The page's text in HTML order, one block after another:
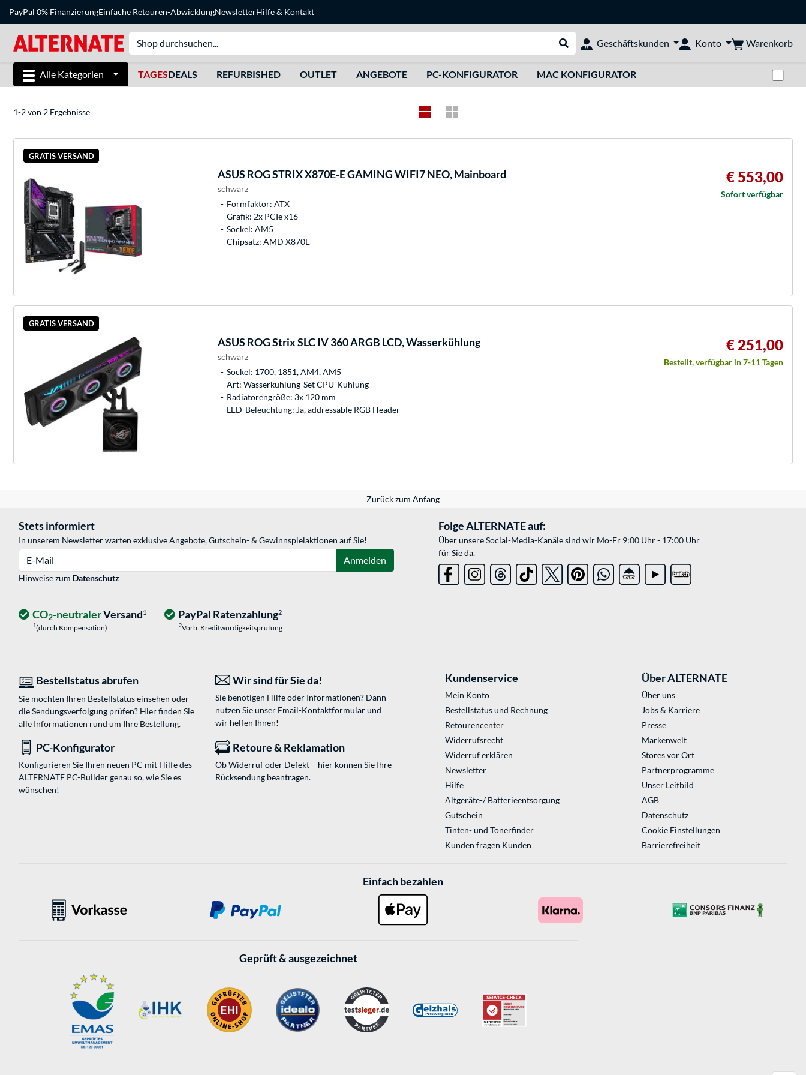
PayPal 0% FinanzierungEinfache Retouren-AbwicklungNewsletterHilfe& Kontakt
Suche durchführen
Geschäftskunden Konto Warenkorb
Alle Kategorien TAGESDEALS REFURBISHED OUTLET ANGEBOTE PC-KONFIGURATOR MAC KONFIGURATOR
1-2 von 2 Ergebnisse
GRATIS VERSAND
ASUS ROG STRIX X870E-E GAMING WIFI7 NEO, Mainboard
schwarz
Formfaktor: ATX
Grafik: 2x PCIe x16
Sockel: AM5
Chipsatz: AMD X870E
€ 553,00
Sofort verfügbar
GRATIS VERSAND
ASUS ROG Strix SLC IV 360 ARGB LCD, Wasserkühlung
schwarz
Sockel: 1700, 1851, AM4, AM5
Art: Wasserkühlung-Set CPU-Kühlung
Radiatorengröße: 3x 120 mm
LED-Beleuchtung: Ja, addressable RGB Header
€ 251,00
Bestellt, verfügbar in 7-11 Tagen
Zurück zum Anfang
Stets informiert
In unserem Newsletter warten exklusive Angebote, Gutschein- & Gewinnspielaktionen auf Sie!
Anmelden
Hinweise zum Datenschutz
Folge ALTERNATE auf:
Über unsere Social-Media-Kanäle sind wir Mo-Fr 9:00 Uhr - 17:00 Uhr
für Sie da.
CO2-neutralerVersand1
1(durch Kompensation)
PayPal Ratenzahlung2
2Vorb. Kreditwürdigkeitsprüfung
Bestellstatus abrufen
Sie möchten Ihren Bestellstatus einsehen oder
die Sendungsverfolgung prüfen? Hier finden Sie
alle Informationen rund um Ihre Bestellung.
Wir sind für Sie da!
Sie benötigen Hilfe oder Informationen? Dann
nutzen Sie unser Email-Kontaktformularund
wir helfen Ihnen!
PC-Konfigurator
Konfigurieren Sie Ihren neuen PC mit Hilfe des
ALTERNATE PC-Builder genau so, wie Sie es
wünschen!
Retoure & Reklamation
Ob Widerruf oder Defekt – hier können Sie Ihre
Rücksendung beantragen.
Kundenservice
Mein Konto
Bestellstatus und Rechnung
Retourencenter
Widerrufsrecht
Widerruf erklären
Newsletter
Hilfe
Altgeräte-/ Batterieentsorgung
Gutschein
Tinten- und Tonerfinder
Kunden fragen Kunden
Über ALTERNATE
Über uns
Jobs & Karriere
Presse
Markenwelt
Stores vor Ort
Partnerprogramme
Unser Leitbild
AGB
Datenschutz
Cookie Einstellungen
Barrierefreiheit
Einfach bezahlen
Geprüft & ausgezeichnet